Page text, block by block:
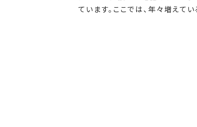
ています。ここでは、年々増えて